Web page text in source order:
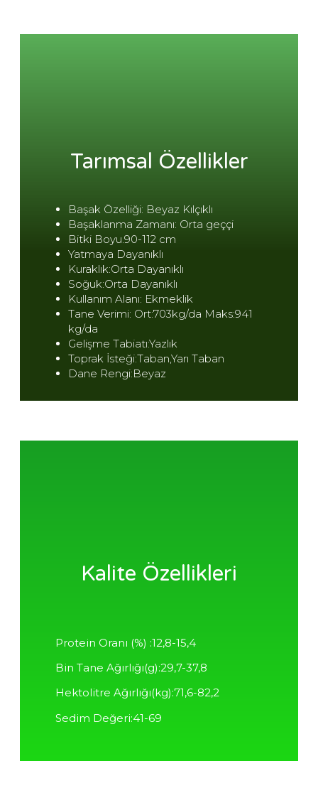
Tarımsal Özellikler
Başak Özelliği: Beyaz Kılçıklı
Başaklanma Zamanı: Orta geççi
Bitki Boyu.90-112 cm
Yatmaya Dayanıklı
Kuraklık:Orta Dayanıklı
Soğuk:Orta Dayanıklı
Kullanım Alanı: Ekmeklik
Tane Verimi: Ort:703kg/da Maks:941
kg/da
Gelişme Tabiatı:Yazlık
Toprak İsteği:Taban,Yarı Taban
Dane Rengi:Beyaz
Kalite Özellikleri
Protein Oranı (%) :12,8-15,4
Bin Tane Ağırlığı(g):29,7-37,8
Hektolitre Ağırlığı(kg):71,6-82,2
Sedim Değeri:41-69